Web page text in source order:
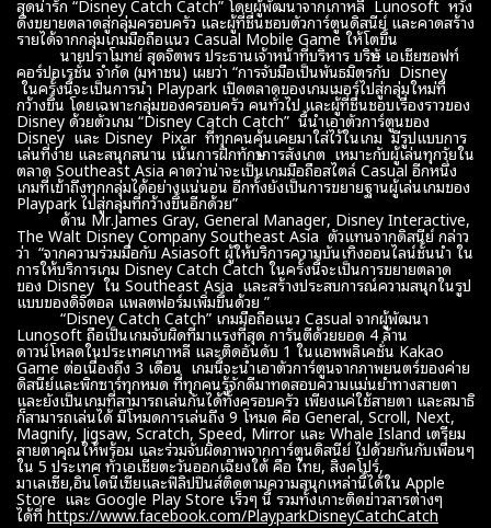
ดึงขยายตลาดสู่กลุ่มครอบครัว และผู้ที่ชื่นชอบตัวการ์ตูนดิสนีย์ และคาดสร้าง
รายได้จากกลุ่มเกมมือถือแนว Casual Mobile Game ให้โตขึ้น
นายปราโมทย์ สุดจิตพร ประธานเจ้าหน้าที่บริหาร บริษัท เอเชียซอฟท์
คอร์ปอเรชั่น จำกัด (มหาชน) เผยว่า “การจับมือเป็นพันธมิตรกับ Disney
ในครั้งนี้จะเป็นการนำ Playpark เปิดตลาดของเกมเมอร์ไปสู่กลุ่มใหม่ที่
กว้างขึ้น โดยเฉพาะกลุ่มของครอบครัว คนทั่วไป และผู้ที่ชื่นชอบเรื่องราวของ
Disney ด้วยตัวเกม “Disney Catch Catch” นี้นำเอาตัวการ์ตูนของ
Disney และ Disney Pixar ที่ทุกคนคุ้นเคยมาใส่ไว้ในเกม มีรูปแบบการ
เล่นที่ง่าย และสนุกสนาน เน้นการฝึกทักษาการสังเกต เหมาะกับผู้เล่นทุกวัยใน
ตลาด Southeast Asia คาดว่าน่าจะเป็นเกมมือถือสไตล์ Casual อีกหนึ่ง
เกมที่เข้าถึงทุกกลุ่มได้อย่างแน่นอน อีกทั้งยังเป็นการขยายฐานผู้เล่นเกมของ
Playpark ไปสู่กลุ่มที่กว้างขึ้นอีกด้วย”
ด้าน Mr.James Gray, General Manager, Disney Interactive,
The Walt Disney Company Southeast Asia ตัวแทนจากดิสนีย์ กล่าว
ว่า “จากความร่วมมือกับ Asiasoft ผู้ให้บริการความบันเทิงออนไลน์ชั้นนำ ใน
การให้บริการเกม Disney Catch Catch ในครั้งนี้จะเป็นการขยายตลาด
ของ Disney ใน Southeast Asia และสร้างประสบการณ์ความสนุกในรูป
แบบของดิจิตอล แพลตฟอร์มเพิ่มขึ้นด้วย ”
“Disney Catch Catch” เกมมือถือแนว Casual จากผู้พัฒนา
Lunosoft ถือเป็นเกมจับผิดที่มาแรงที่สุด การันตีด้วยยอด 4 ล้าน
ดาวน์โหลดในประเทศเกาหลี และติดอันดับ 1 ในแอพพลิเคชั่น Kakao
Game ต่อเนื่องถึง 3 เดือน เกมนี้จะนำเอาตัวการ์ตูนจากภาพยนตร์ของค่าย
ดิสนีย์และพิกซาร์ทุกหมด ที่ทุกคนรู้จักดีมาทดสอบความแม่นยำทางสายตา
และยังเป็นเกมที่สามารถเล่นกันได้ทั้งครอบครัว เพียงแค่ใช้สายตา และสมาธิ
ก็สามารถเล่นได้ มีโหมดการเล่นถึง 9 โหมด คือ General, Scroll, Next,
Magnify, Jigsaw, Scratch, Speed, Mirror และ Whale Island เตรียม
สายตาคุณให้พร้อม และร่วมจับผิดภาพจากการ์ตูนดิสนีย์ ไปด้วยกันกับเพื่อนๆ
ใน 5 ประเทศ ทั่วเอเชียตะวันออกเฉียงใต้ คือ ไทย, สิงคโปร์,
มาเลเซีย,อินโดนีเซียและฟิลิปปินส์ติดตามความสนุกเหล่านี้ได้ใน Apple
Store และ Google Play Store เร็วๆ นี้ รวมทั้งเกาะติดข่าวสารต่างๆ
ได้ที่ https://www.facebook.com/PlayparkDisneyCatchCatch